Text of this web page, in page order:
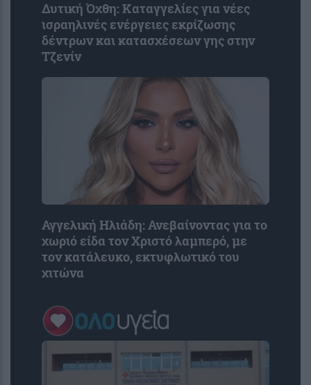
Δυτική Όχθη: Καταγγελίες για νέες
ισραηλινές ενέργειες εκρίζωσης
δέντρων και κατασχέσεων γης στην
Τζενίν
Αγγελική Ηλιάδη: Ανεβαίνοντας για το
χωριό είδα τον Χριστό λαμπερό, με
τον κατάλευκο, εκτυφλωτικό του
χιτώνα